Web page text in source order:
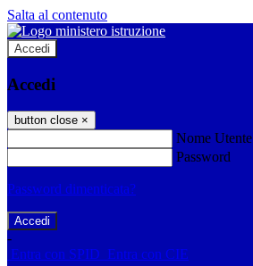
Salta al contenuto
Accedi
Accedi
button close ×
Nome Utente
Password
Password dimenticata?
-
Entra con SPID Entra con CIE